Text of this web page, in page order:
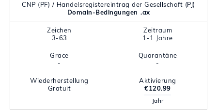
CNP (PF) / Handelsregistereintrag der Gesellschaft (PJ)
Domain-Bedingungen .ax
Zeichen
3-63
Zeitraum
1-1 Jahre
Grace
-
Quarantäne
-
Wiederherstellung
Gratuit
Aktivierung
€120.99
Jahr